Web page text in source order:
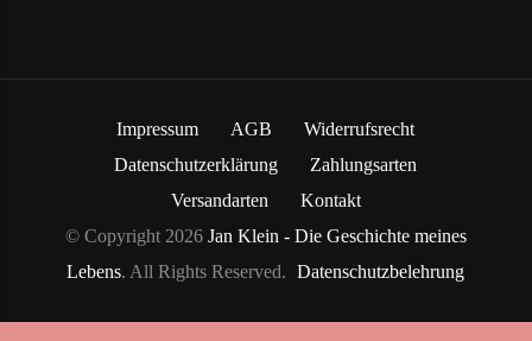
Impressum AGB
Widerrufsrecht
Datenschutzerklärung
Zahlungsarten
Versandarten
Kontakt
© Copyright 2026 Jan Klein - Die Geschichte meines
Lebens. All Rights Reserved. Datenschutzbelehrung